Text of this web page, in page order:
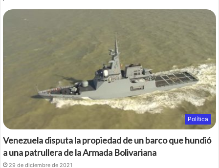
Política
Venezuela disputa la propiedad de un barco que hundió
a una patrullera de la Armada Bolivariana
29 de diciembre de 2021